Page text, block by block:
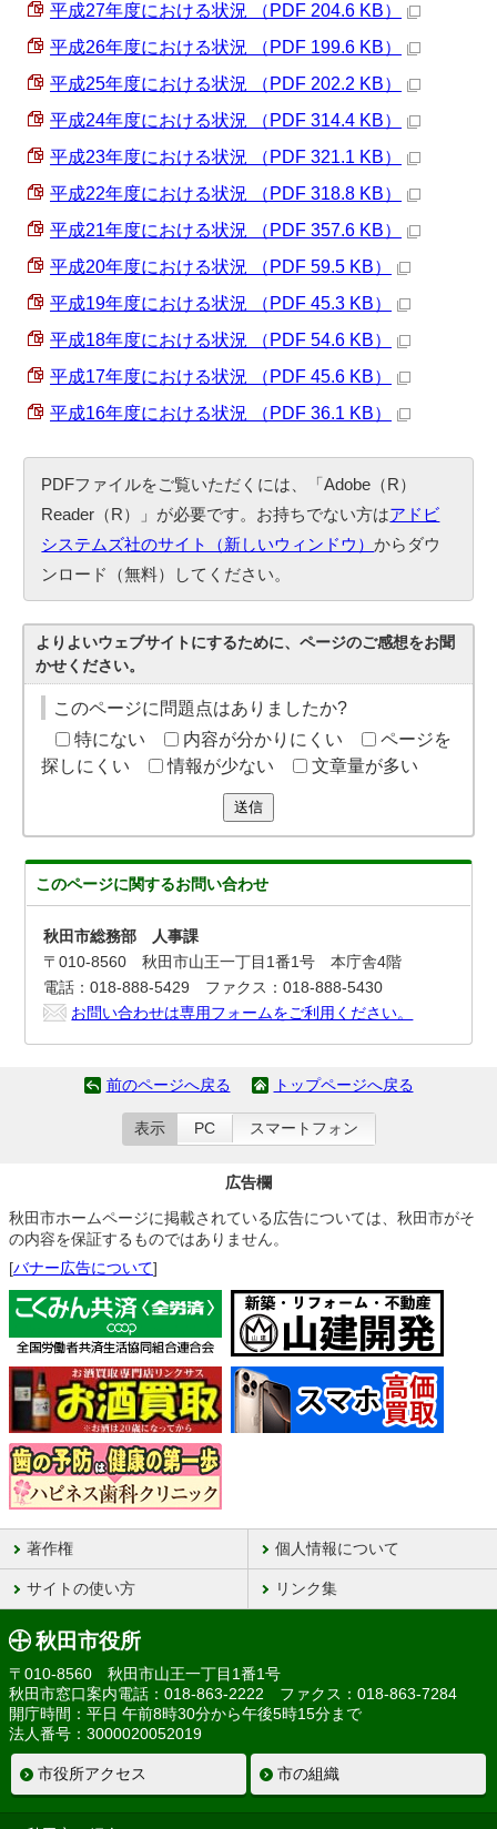
平成27年度における状況 （PDF 204.6 KB）
平成26年度における状況 （PDF 199.6 KB）
平成25年度における状況 （PDF 202.2 KB）
平成24年度における状況 （PDF 314.4 KB）
平成23年度における状況 （PDF 321.1 KB）
平成22年度における状況 （PDF 318.8 KB）
平成21年度における状況 （PDF 357.6 KB）
平成20年度における状況 （PDF 59.5 KB）
平成19年度における状況 （PDF 45.3 KB）
平成18年度における状況 （PDF 54.6 KB）
平成17年度における状況 （PDF 45.6 KB）
平成16年度における状況 （PDF 36.1 KB）
PDFファイルをご覧いただくには、「Adobe（R）
Reader（R）」が必要です。お持ちでない方はアドビ
システムズ社のサイト（新しいウィンドウ）からダウ
ンロード（無料）してください。
よりよいウェブサイトにするために、ページのご感想をお聞
かせください。
このページに問題点はありましたか?
特にない
内容が分かりにくい
ページを
探しにくい
情報が少ない 文章量が多い
送信
このページに関するお問い合わせ
秋田市総務部 人事課
〒010-8560 秋田市山王一丁目1番1号 本庁舎4階
電話：018-888-5429 ファクス：018-888-5430
お問い合わせは専用フォームをご利用ください。
前のページへ戻る トップページへ戻る
表示 PC スマートフォン
広告欄
秋田市ホームページに掲載されている広告については、秋田市がそ
の内容を保証するものではありません。
[バナー広告について]
著作権 個人情報について
サイトの使い方 リンク集
秋田市役所
〒010-8560 秋田市山王一丁目1番1号
秋田市窓口案内電話：018-863-2222 ファクス：018-863-7284
開庁時間：平日 午前8時30分から午後5時15分まで
法人番号：3000020052019
市役所アクセス 市の組織